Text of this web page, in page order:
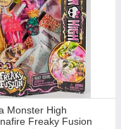
Monster High
Freaky Fusion